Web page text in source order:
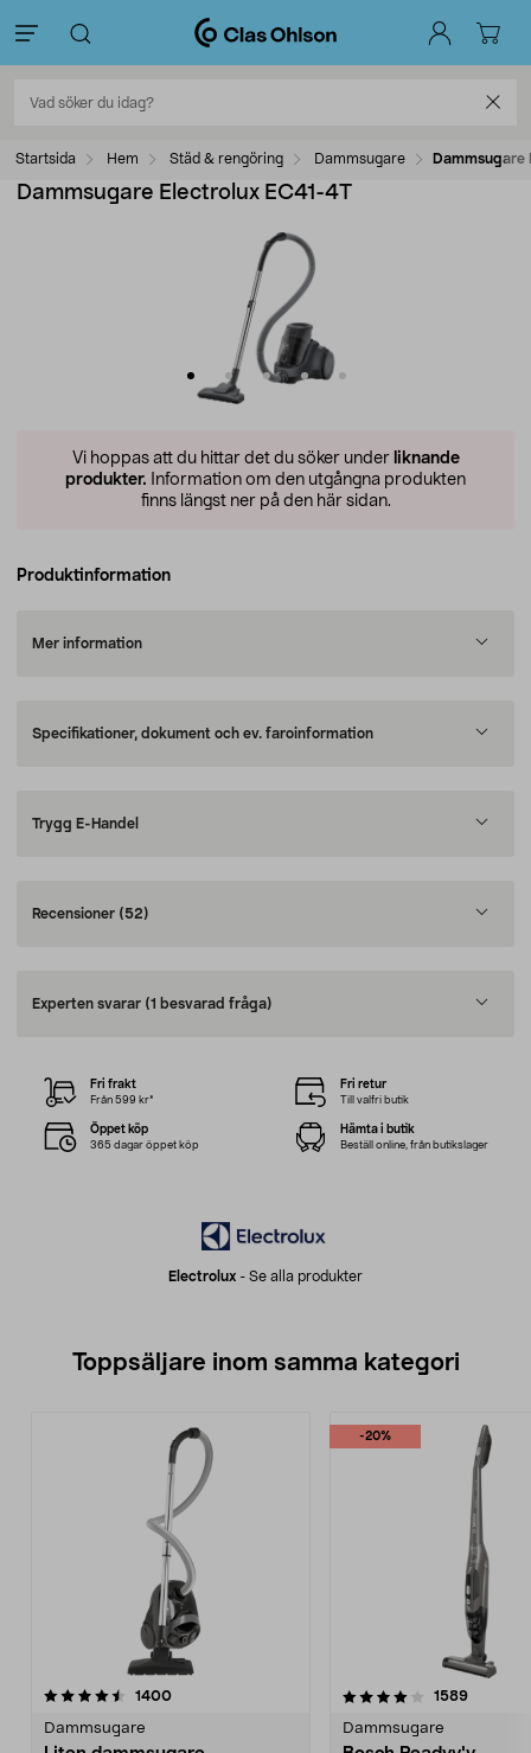
Startsida Hem Städ & rengöring Dammsugare Dammsugare
Dammsugare Electrolux EC41-4T
Vi hoppas att du hittar det du söker under liknande
produkter. Information om den utgångna produkten
finns längst ner på den här sidan.
Produktinformation
Mer information
Specifikationer, dokument och ev. faroinformation
Trygg E-Handel
Recensioner (52)
Experten svarar (1 besvarad fråga)
Electrolux - Se alla produkter
Fri frakt
Från 599 kr*
Fri retur
Till valfri butik
Öppet köp
365 dagar öppet köp
Hämta i butik
Beställ online, från butikslager
Toppsäljare inom samma kategori
1400recensioner
Dammsugare
-20%
4.0 av 5 stjärnor 1589
Dammsugare
4.5 av 5 stjärnor